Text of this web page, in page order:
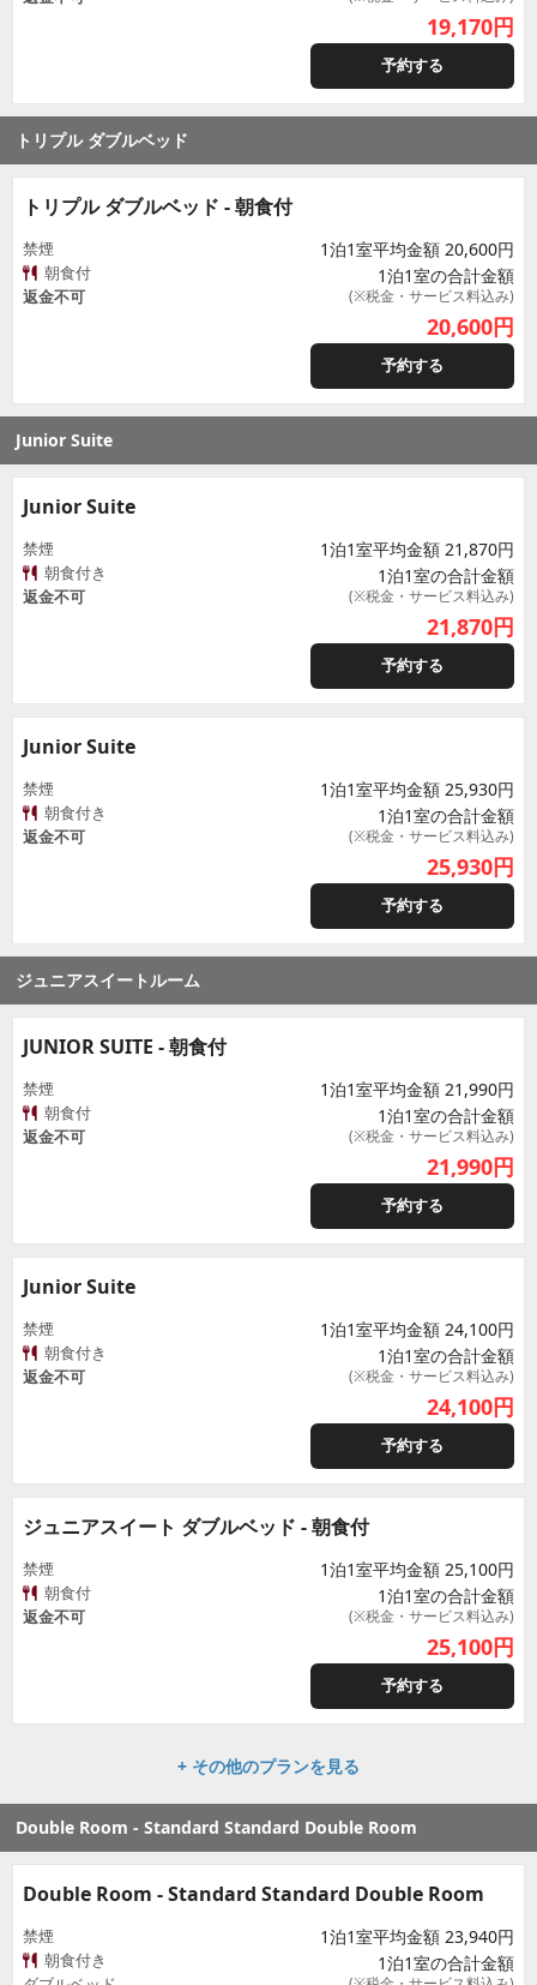
19,170円
予約する
トリプル ダブルベッド
トリプル ダブルベッド - 朝食付
禁煙
朝食付
返金不可
1泊1室平均金額 20,600円
1泊1室の合計金額
(※税金・サービス料込み)
20,600円
予約する
Junior Suite
Junior Suite
禁煙
朝食付き
返金不可
1泊1室平均金額 21,870円
1泊1室の合計金額
(※税金・サービス料込み)
21,870円
予約する
Junior Suite
禁煙
朝食付き
返金不可
1泊1室平均金額 25,930円
1泊1室の合計金額
(※税金・サービス料込み)
25,930円
予約する
ジュニアスイートルーム
JUNIOR SUITE - 朝食付
禁煙
朝食付
返金不可
1泊1室平均金額 21,990円
1泊1室の合計金額
(※税金・サービス料込み)
21,990円
予約する
Junior Suite
禁煙
朝食付き
返金不可
1泊1室平均金額 24,100円
1泊1室の合計金額
(※税金・サービス料込み)
24,100円
予約する
ジュニアスイート ダブルベッド - 朝食付
禁煙
朝食付
返金不可
1泊1室平均金額 25,100円
1泊1室の合計金額
(※税金・サービス料込み)
25,100円
予約する
+ その他のプランを見る
Double Room - Standard Standard Double Room
Double Room - Standard Standard Double Room
禁煙
朝食付き
1泊1室平均金額 23,940円
1泊1室の合計金額